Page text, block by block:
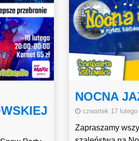
NOCNA
czwartek 17 lutego
Zapraszamy